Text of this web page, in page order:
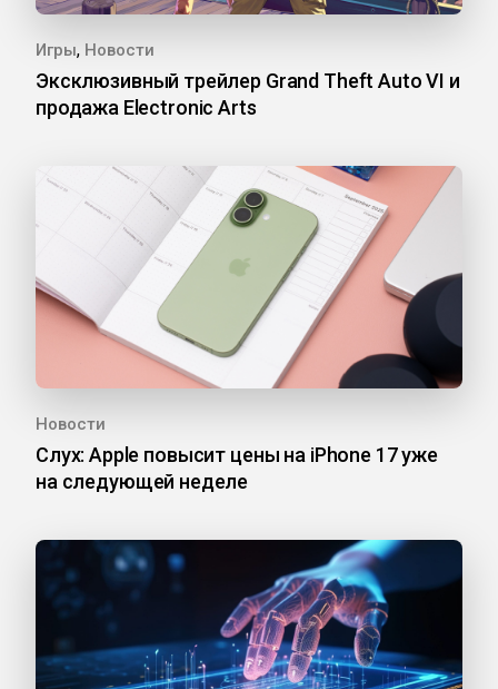
Игры, Новости
Эксклюзивный трейлер Grand Theft Auto VI и
продажа Electronic Arts
Новости
Слух: Apple повысит цены на iPhone 17 уже
на следующей неделе